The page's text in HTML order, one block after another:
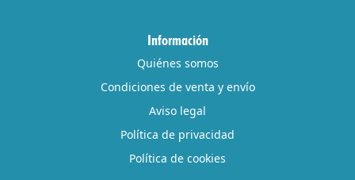
Información
Quiénes somos
Condiciones de venta y envío
Aviso legal
Política de privacidad
Política de cookies